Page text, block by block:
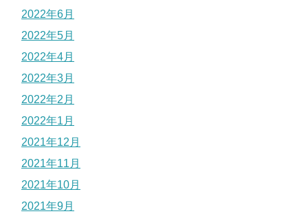
2022年6月
2022年5月
2022年4月
2022年3月
2022年2月
2022年1月
2021年12月
2021年11月
2021年10月
2021年9月